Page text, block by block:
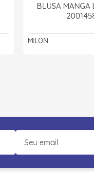
BLUSA MANGA
MILON